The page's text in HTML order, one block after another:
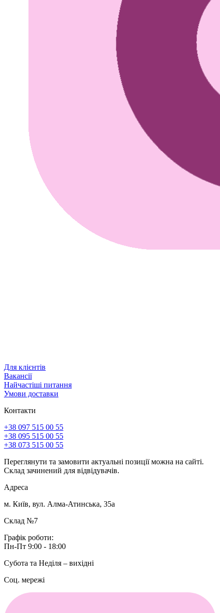
Для клієнтів
Вакансії
Найчастіші питання
Умови доставки
Контакти
+38 097 515 00 55
+38 095 515 00 55
+38 073 515 00 55
Переглянути та замовити актуальні позиції можна на сайті.
Склад зачинений для відвідувачів.
Адреса
м. Київ, вул. Алма-Атинська, 35а
Склад №7
Графік роботи:
Пн-Пт 9:00 - 18:00
Субота та Неділя – вихідні
Соц. мережі